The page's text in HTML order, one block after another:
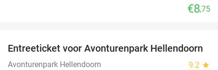
€8,75
41%
Entreeticket voor Avonturenpark Hellendoorn
Avonturenpark Hellendoorn 9.2 star